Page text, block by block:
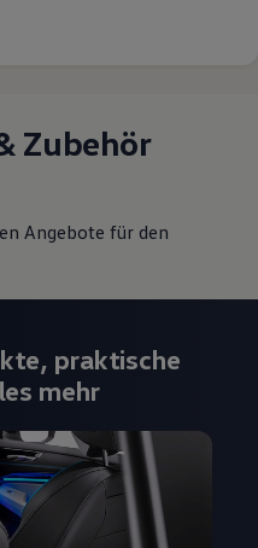
Zubehör
Angebote für den
praktische
mehr